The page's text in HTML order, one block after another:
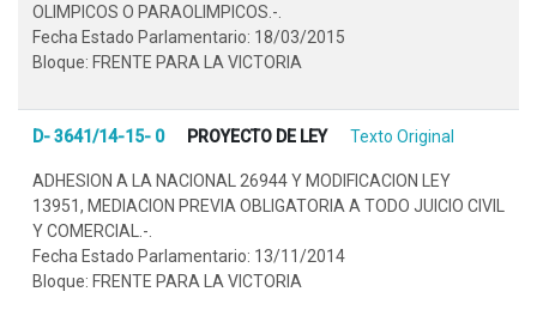
OLIMPICOS O PARAOLIMPICOS.-.
Fecha Estado Parlamentario: 18/03/2015
Bloque: FRENTE PARA LA VICTORIA
D- 3641/14-15- 0 PROYECTO DE LEY Texto Original
ADHESION A LA NACIONAL 26944 Y MODIFICACION LEY
13951, MEDIACION PREVIA OBLIGATORIA A TODO JUICIO CIVIL
Y COMERCIAL.-.
Fecha Estado Parlamentario: 13/11/2014
Bloque: FRENTE PARA LA VICTORIA